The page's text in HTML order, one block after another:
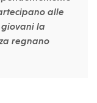
alle
la
regnano